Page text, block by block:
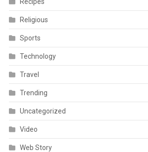
Religious
Sports
Technology
Travel
Trending
Uncategorized
Video
Web Story